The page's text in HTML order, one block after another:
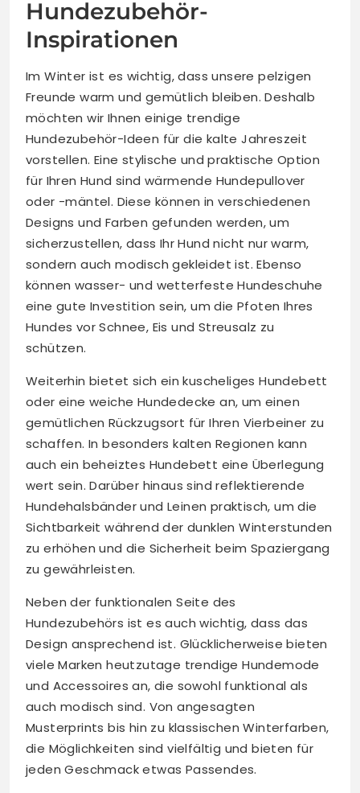
Hundezubehör-
Inspirationen
Im Winter ist es wichtig, dass unsere pelzigen
Freunde warm und gemütlich bleiben. Deshalb
möchten wir Ihnen einige trendige
Hundezubehör-Ideen für die kalte Jahreszeit
vorstellen. Eine stylische und praktische Option
für Ihren Hund sind wärmende Hundepullover
oder -mäntel. Diese können in verschiedenen
Designs und Farben gefunden werden, um
sicherzustellen, dass Ihr Hund nicht nur warm,
sondern auch modisch gekleidet ist. Ebenso
können wasser- und wetterfeste Hundeschuhe
eine gute Investition sein, um die Pfoten Ihres
Hundes vor Schnee, Eis und Streusalz zu
schützen.
Weiterhin bietet sich ein kuscheliges Hundebett
oder eine weiche Hundedecke an, um einen
gemütlichen Rückzugsort für Ihren Vierbeiner zu
schaffen. In besonders kalten Regionen kann
auch ein beheiztes Hundebett eine Überlegung
wert sein. Darüber hinaus sind reflektierende
Hundehalsbänder und Leinen praktisch, um die
Sichtbarkeit während der dunklen Winterstunden
zu erhöhen und die Sicherheit beim Spaziergang
zu gewährleisten.
Neben der funktionalen Seite des
Hundezubehörs ist es auch wichtig, dass das
Design ansprechend ist. Glücklicherweise bieten
viele Marken heutzutage trendige Hundemode
und Accessoires an, die sowohl funktional als
auch modisch sind. Von angesagten
Musterprints bis hin zu klassischen Winterfarben,
die Möglichkeiten sind vielfältig und bieten für
jeden Geschmack etwas Passendes.